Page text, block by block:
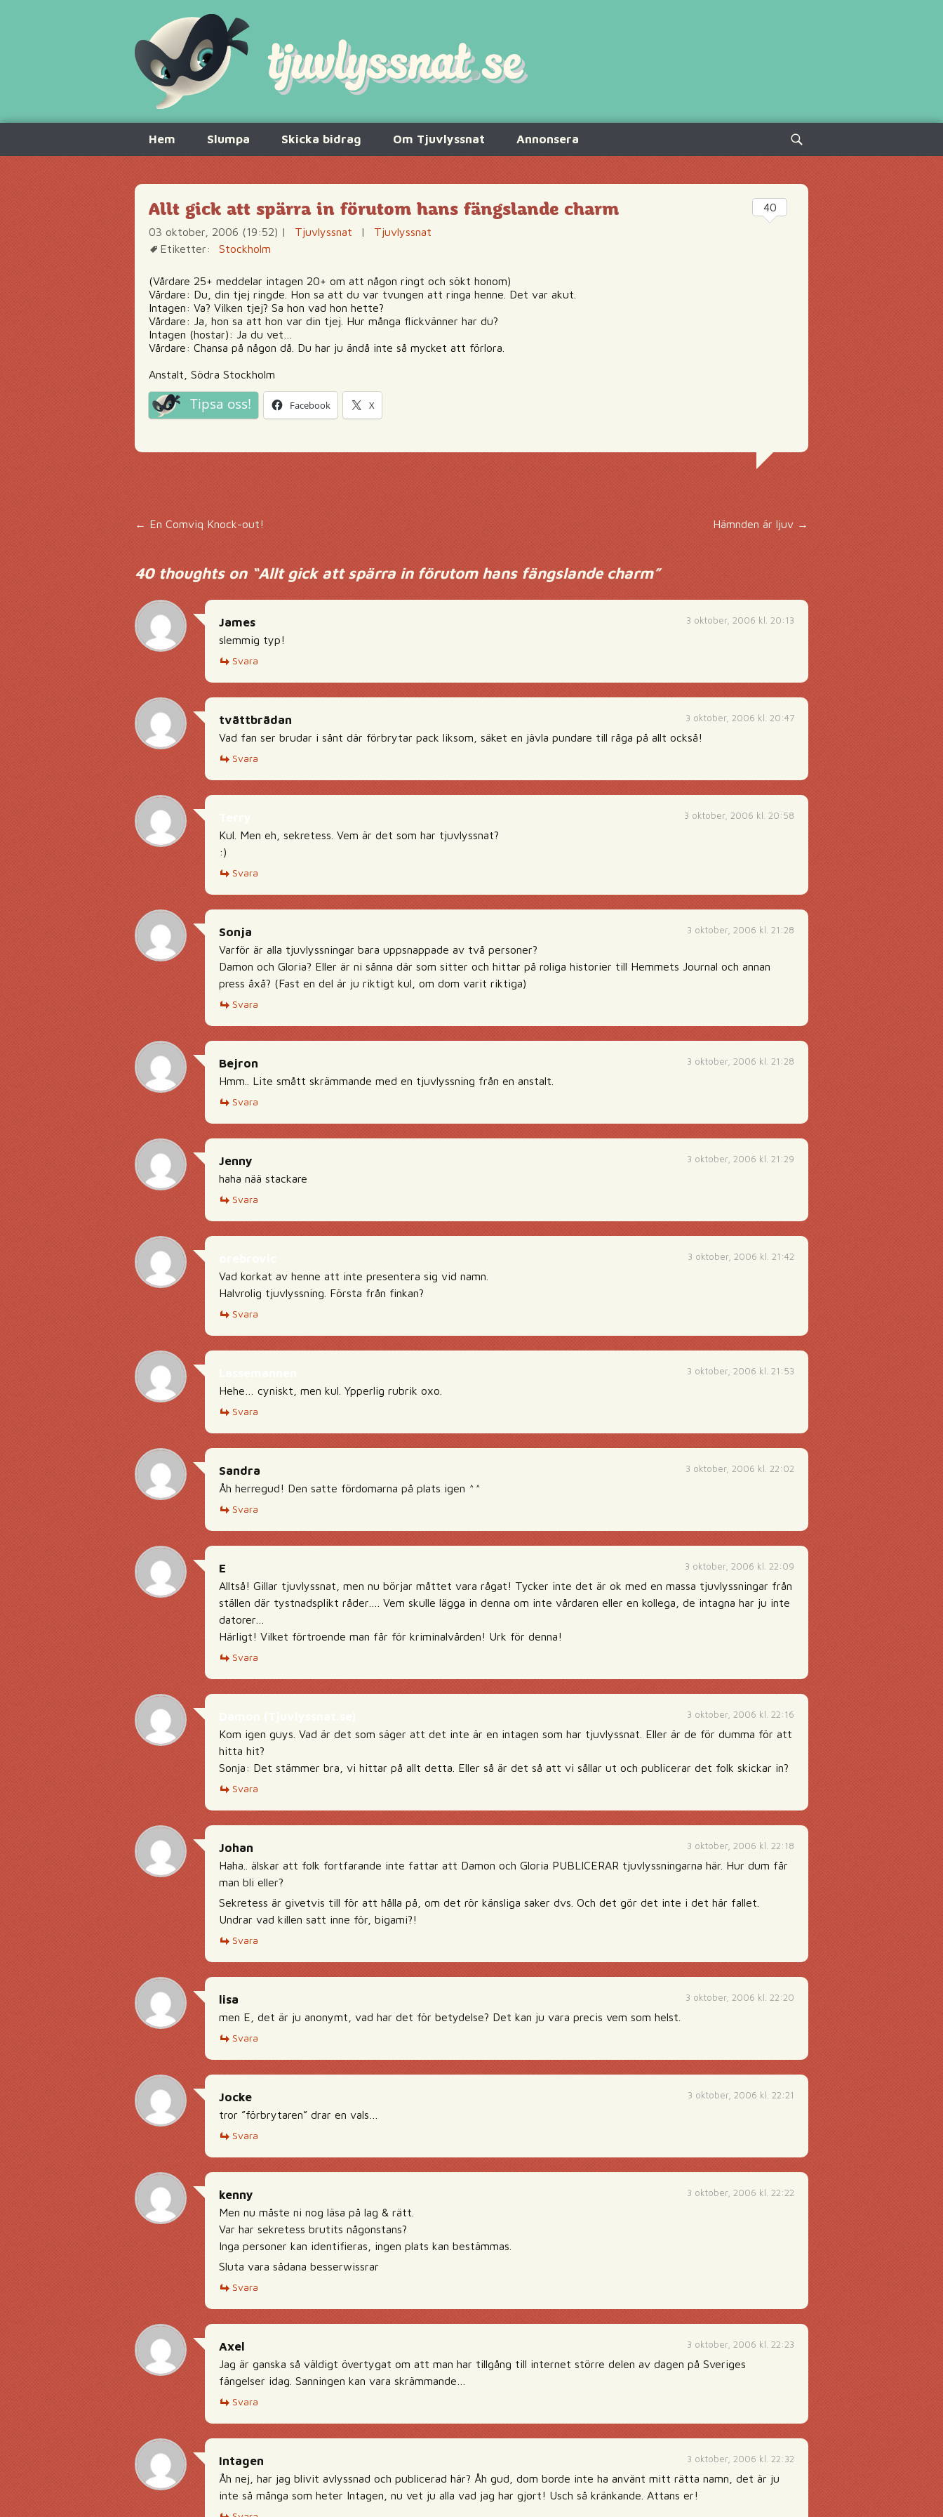
innehåll
Hem Slumpa Skicka bidrag Om Tjuvlyssnat Annonsera
Sök
efter:
Allt gick att spärra in förutom hans fängslande charm
03 oktober, 2006 (19:52) | Tjuvlyssnat |
Tjuvlyssnat
Etiketter:
Stockholm
(Vårdare 25+ meddelar intagen 20+ om att någon ringt och sökt honom)
Vårdare: Du, din tjej ringde. Hon sa att du var tvungen att ringa henne. Det var akut.
Intagen: Va? Vilken tjej? Sa hon vad hon hette?
Vårdare: Ja, hon sa att hon var din tjej. Hur många flickvänner har du?
Intagen (hostar): Ja du vet…
Vårdare: Chansa på någon då. Du har ju ändå inte så mycket att förlora.
Anstalt, Södra Stockholm
Tipsa oss! Facebook X
40
Inläggsnavigering
←En Comviq Knock-out! Hämnden är ljuv →
40 thoughts on “Allt gick att spärra in förutom hans fängslande charm”
3 oktober, 2006 kl. 20:13
James
slemmig typ!
Svara
3 oktober, 2006 kl. 20:47
tvättbrädan
Vad fan ser brudar i sånt där förbrytar pack liksom, säket en jävla pundare till råga på allt också!
Svara
3 oktober, 2006 kl. 20:58
Kul. Men eh, sekretess. Vem är det som har tjuvlyssnat?
:)
Svara
3 oktober, 2006 kl. 21:28
Sonja
Varför är alla tjuvlyssningar bara uppsnappade av två personer?
Damon och Gloria? Eller är ni sånna där som sitter och hittar på roliga historier till Hemmets Journal och annan
press åxå? (Fast en del är ju riktigt kul, om dom varit riktiga)
Svara
3 oktober, 2006 kl. 21:28
Bejron
Hmm.. Lite smått skrämmande med en tjuvlyssning från en anstalt.
Svara
3 oktober, 2006 kl. 21:29
Jenny
haha nää stackare
Svara
3 oktober, 2006 kl. 21:42
Vad korkat av henne att inte presentera sig vid namn.
Halvrolig tjuvlyssning. Första från finkan?
Svara
3 oktober, 2006 kl. 21:53
Hehe… cyniskt, men kul. Ypperlig rubrik oxo.
Svara
3 oktober, 2006 kl. 22:02
Sandra
Åh herregud! Den satte fördomarna på plats igen ^^
Svara
3 oktober, 2006 kl. 22:09
E
Alltså! Gillar tjuvlyssnat, men nu börjar måttet vara rågat! Tycker inte det är ok med en massa tjuvlyssningar från
ställen där tystnadsplikt råder…. Vem skulle lägga in denna om inte vårdaren eller en kollega, de intagna har ju inte
datorer…
Härligt! Vilket förtroende man får för kriminalvården! Urk för denna!
Svara
3 oktober, 2006 kl. 22:16
Kom igen guys. Vad är det som säger att det inte är en intagen som har tjuvlyssnat. Eller är de för dumma för att
hitta hit?
Sonja: Det stämmer bra, vi hittar på allt detta. Eller så är det så att vi sållar ut och publicerar det folk skickar in?
Svara
3 oktober, 2006 kl. 22:18
Johan
Haha.. älskar att folk fortfarande inte fattar att Damon och Gloria PUBLICERAR tjuvlyssningarna här. Hur dum får
man bli eller?
Sekretess är givetvis till för att hålla på, om det rör känsliga saker dvs. Och det gör det inte i det här fallet.
Undrar vad killen satt inne för, bigami?!
Svara
3 oktober, 2006 kl. 22:20
lisa
men E, det är ju anonymt, vad har det för betydelse? Det kan ju vara precis vem som helst.
Svara
3 oktober, 2006 kl. 22:21
Jocke
tror ”förbrytaren” drar en vals…
Svara
3 oktober, 2006 kl. 22:22
kenny
Men nu måste ni nog läsa på lag & rätt.
Var har sekretess brutits någonstans?
Inga personer kan identifieras, ingen plats kan bestämmas.
Sluta vara sådana besserwissrar
Svara
3 oktober, 2006 kl. 22:23
Axel
Jag är ganska så väldigt övertygat om att man har tillgång till internet större delen av dagen på Sveriges
fängelser idag. Sanningen kan vara skrämmande…
Svara
3 oktober, 2006 kl. 22:32
Intagen
Åh nej, har jag blivit avlyssnad och publicerad här? Åh gud, dom borde inte ha använt mitt rätta namn, det är ju
inte så många som heter Intagen, nu vet ju alla vad jag har gjort! Usch så kränkande. Attans er!